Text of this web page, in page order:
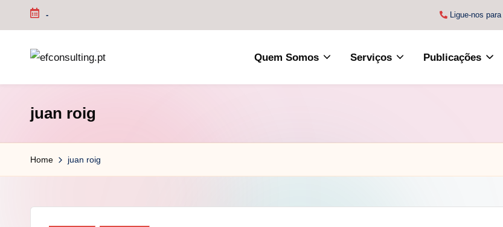
Skip
- Ligue-nos para
f
o
n
s
Quem Somos Serviços Publicações
juan roig
Home juan roig